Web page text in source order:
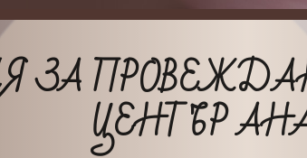
ЗА
ЦЕНТЪР